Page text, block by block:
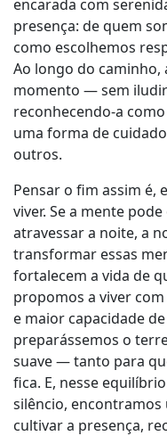
encarada com
presença: de quem
como escolhemos
Ao longo do caminho,
momento — sem
reconhecendo-a
uma forma de
outros.
Pensar o fim assim é,
viver. Se a mente
atravessar a noite, a
transformar essas
fortalecem a vida de
propomos a viver
e maior capacidade
preparássemos o
suave — tanto para
fica. E, nesse
silêncio,
cultivar a presença,